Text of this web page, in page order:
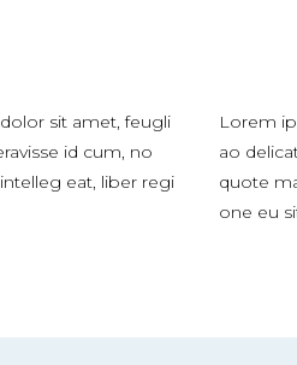
sit amet, feugli
id cum, no
eat, liber regi
Lorem
ao
quote
one eu